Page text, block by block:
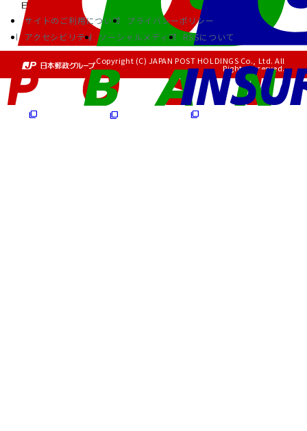
サイトのご利用について
プライバシーポリシー
アクセシビリティ
ソーシャルメディア RSSについて
Copyright (C) JAPAN POST HOLDINGS Co., Ltd. All
Rights Reserved.